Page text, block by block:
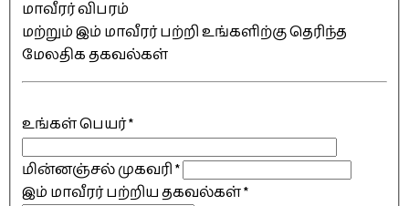
மாவீரர் விபரம்
மற்றும் இம் மாவீரர் பற்றி உங்களிற்கு தெரிந்த
மேலதிக தகவல்கள்
உங்கள் பெயர்*
மின்னஞ்சல் முகவரி*
இம் மாவீரர் பற்றிய தகவல்கள்*